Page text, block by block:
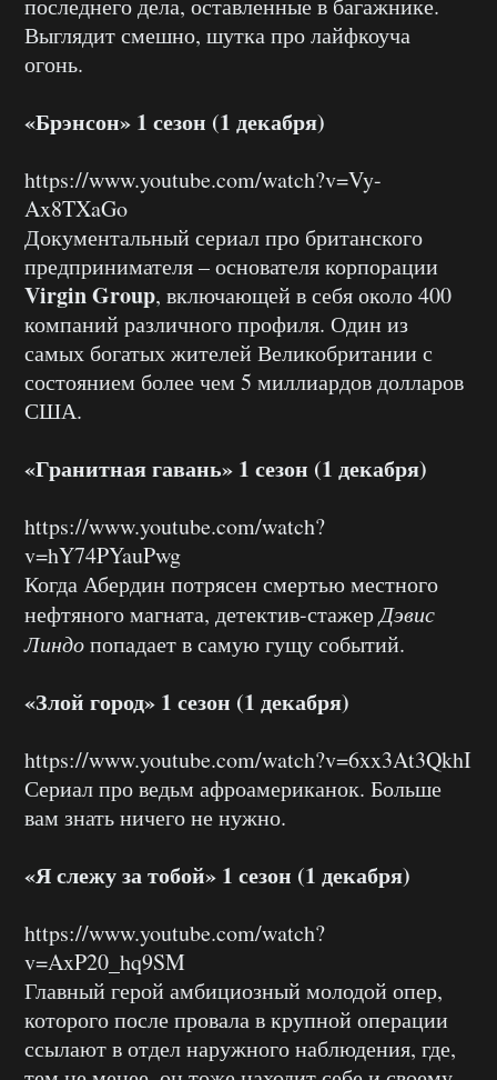
последнего дела, оставленные в багажнике.
Выглядит смешно, шутка про лайфкоуча
огонь.
«Брэнсон» 1 сезон (1 декабря)
https://www.youtube.com/watch?v=Vy-
Ax8TXaGo
Документальный сериал про британского
предпринимателя – основателя корпорации
Virgin Group, включающей в себя около 400
компаний различного профиля. Один из
самых богатых жителей Великобритании с
состоянием более чем 5 миллиардов долларов
США.
«Гранитная гавань» 1 сезон (1 декабря)
https://www.youtube.com/watch?
v=hY74PYauPwg
Когда Абердин потрясен смертью местного
нефтяного магната, детектив-стажерДэвис
Линдопопадает в самую гущу событий.
«Злой город» 1 сезон (1 декабря)
https://www.youtube.com/watch?v=6xx3At3QkhI
Сериал про ведьм афроамериканок. Больше
вам знать ничего не нужно.
«Я слежу за тобой» 1 сезон (1 декабря)
https://www.youtube.com/watch?
v=AxP20_hq9SM
Главный герой амбициозный молодой опер,
которого после провала в крупной операции
ссылают в отдел наружного наблюдения, где,